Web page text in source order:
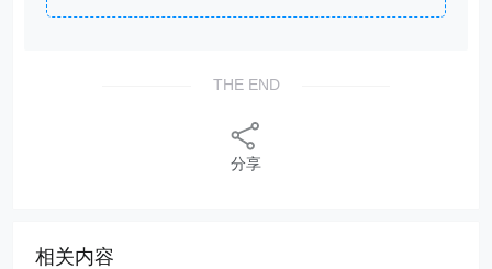
THE END
分享
相关内容